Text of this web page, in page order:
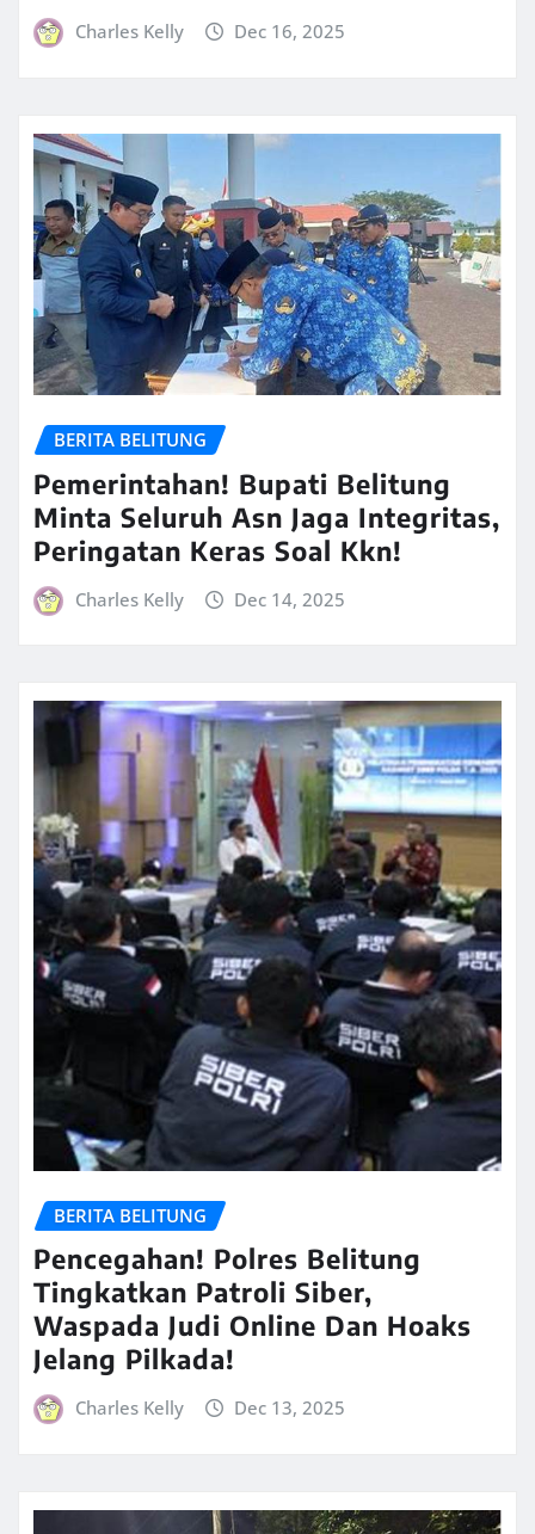
Charles Kelly Dec 16, 2025
BERITA BELITUNG
Pemerintahan! Bupati Belitung
Minta Seluruh Asn Jaga Integritas,
Peringatan Keras Soal Kkn!
Charles Kelly Dec 14, 2025
BERITA BELITUNG
Pencegahan! Polres Belitung
Tingkatkan Patroli Siber,
Waspada Judi Online Dan Hoaks
Jelang Pilkada!
Charles Kelly Dec 13, 2025